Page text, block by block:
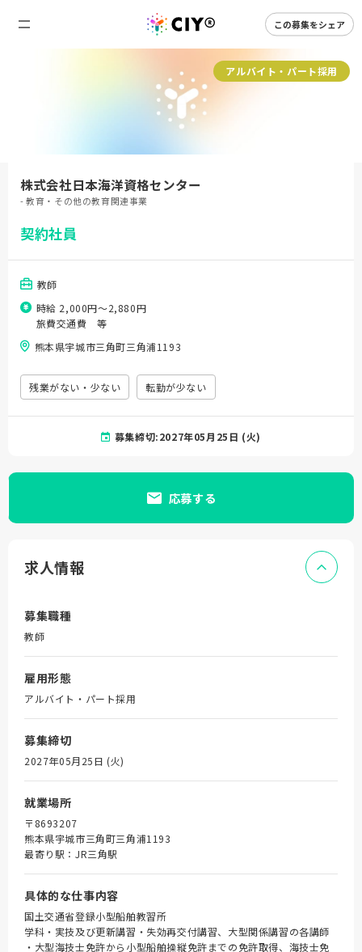
この募集をシェア
アルバイト・パート採用
株式会社日本海洋資格センター
- 教育・その他の教育関連事業
契約社員
教師
時給 2,000円〜2,880円
旅費交通費 等
熊本県宇城市三角町三角浦1193
残業がない・少ない 転勤が少ない
募集締切:2027年05月25日 (火)
応募する
求人情報
募集職種
教師
雇用形態
アルバイト・パート採用
募集締切
2027年05月25日 (火)
就業場所
〒8693207
熊本県宇城市三角町三角浦1193
最寄り駅：JR三角駅
具体的な仕事内容
国土交通省登録小型船舶教習所
学科・実技及び更新講習・失効再交付講習、大型関係講習の各講師
・大型海技士免許から小型船舶操縦免許までの免許取得、海技士免